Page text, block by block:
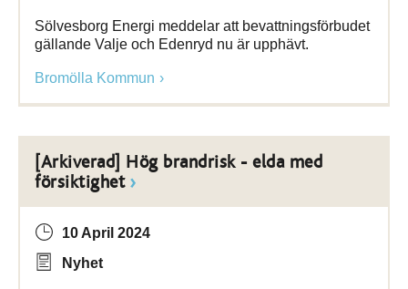
Sölvesborg Energi meddelar att bevattningsförbudet
gällande Valje och Edenryd nu är upphävt.
Bromölla Kommun
[Arkiverad] Hög brandrisk - elda med
försiktighet
10 April 2024
Nyhet